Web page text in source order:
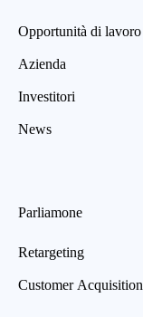
Opportunità di lavoro
Azienda
Investitori
News
Parliamone
Retargeting
Customer Acquisition